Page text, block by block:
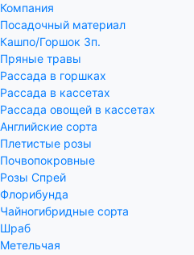
Компания
Посадочный материал
Кашпо/Горшок 3п.
Пряные травы
Рассада в горшках
Рассада в кассетах
Рассада овощей в кассетах
Английские сорта
Плетистые розы
Почвопокровные
Розы Спрей
Флорибунда
Чайногибридные сорта
Шраб
Метельчая